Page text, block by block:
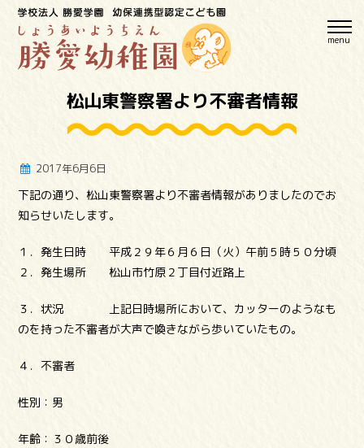
松山東警察署より不審者情報
2017年6月6日
下記の通り、松山東警察署より不審者情報がありましたのでお
知らせいたします。
１．発生日時 平成２９年６月６日（火）午前５時５０分頃
２．発生場所 松山市竹原２丁目付近路上
３．状況 上記日時場所において、カッターのようなも
のを持った不審者が大声で喚きながら歩いていたもの。
４．不審者
性別：男
年齢：３０歳前後
menu